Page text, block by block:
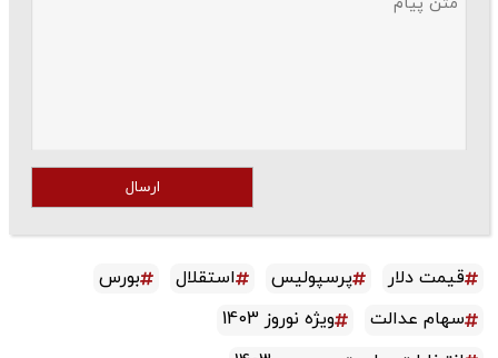
ارسال
قیمت دلار پرسپولیس استقلال
بورس
سهام عدالت
ویژه نوروز 1403